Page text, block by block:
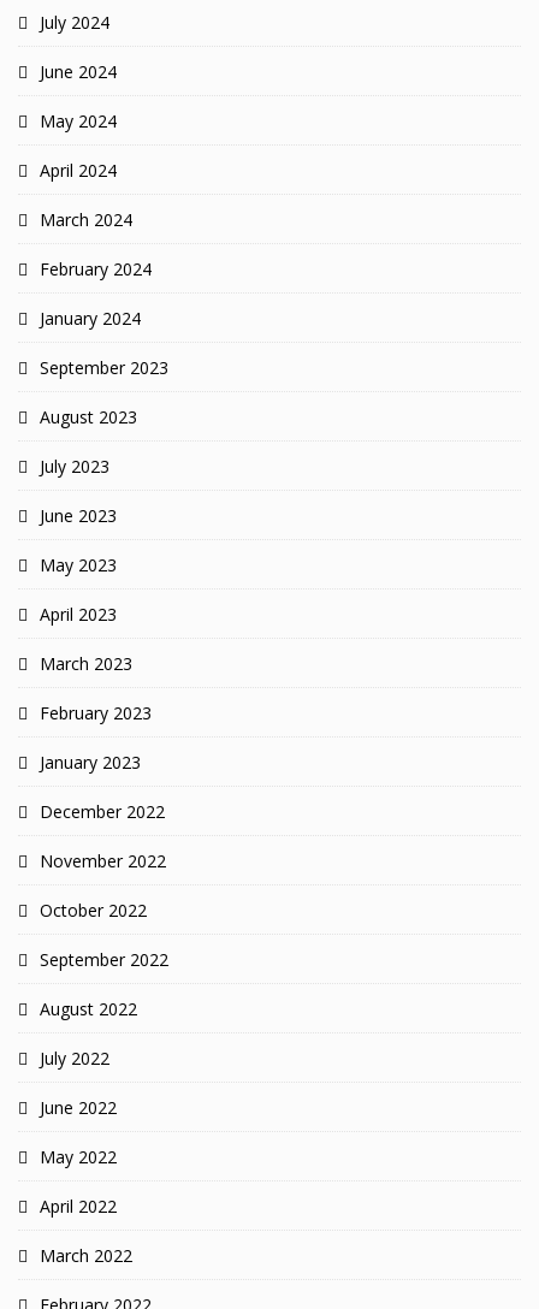
July 2024
June 2024
May 2024
April 2024
March 2024
February 2024
January 2024
September 2023
August 2023
July 2023
June 2023
May 2023
April 2023
March 2023
February 2023
January 2023
December 2022
November 2022
October 2022
September 2022
August 2022
July 2022
June 2022
May 2022
April 2022
March 2022